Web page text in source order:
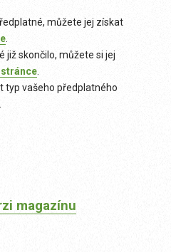
můžete jej získat
již skončilo, můžete si jej
typ vašeho předplatného
magazínu